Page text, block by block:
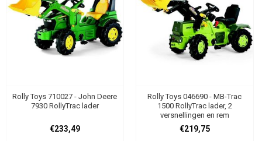
Rolly Toys 710027 - John Deere
7930 RollyTrac lader
€233,49
Rolly Toys 046690 - MB-Trac
1500 RollyTrac lader, 2
versnellingen en rem
€219,75